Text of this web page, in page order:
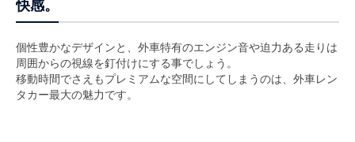
快感。
個性豊かなデザインと、外車特有のエンジン音や迫力ある走りは
周囲からの視線を釘付けにする事でしょう。
移動時間でさえもプレミアムな空間にしてしまうのは、外車レン
タカー最大の魅力です。